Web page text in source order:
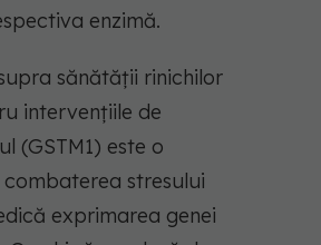
enzimă.
sănătății rinichilor
intervențiile de
(GSTM1) este o
stresului
exprimarea genei